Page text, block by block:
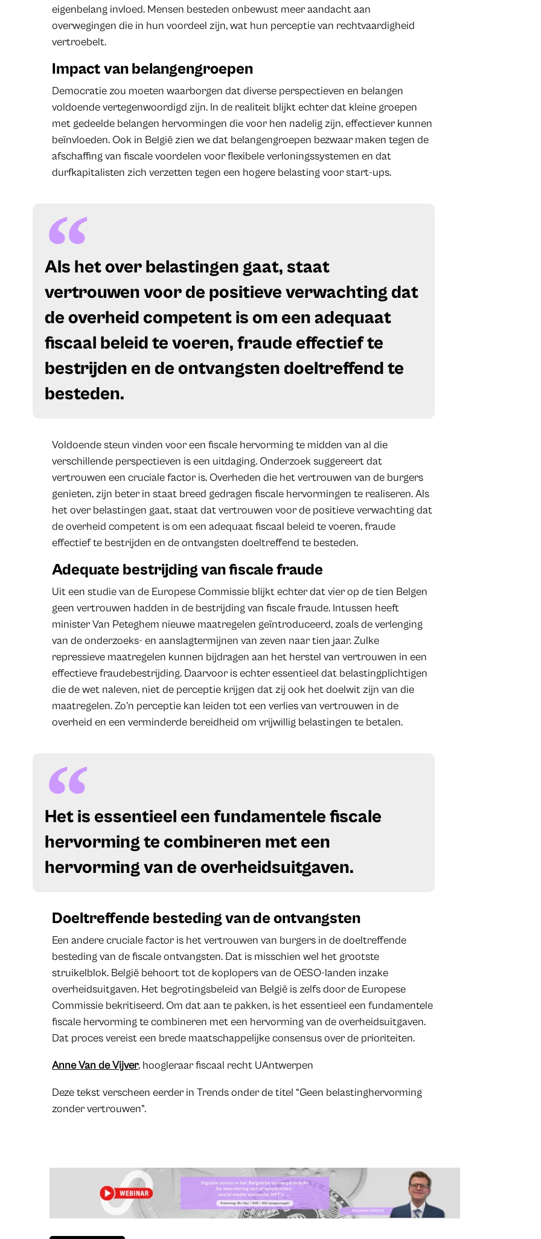
eigenbelang invloed. Mensen besteden onbewust meer aandacht aan
overwegingen die in hun voordeel zijn, wat hun perceptie van rechtvaardigheid
vertroebelt.
Impact van belangengroepen
Democratie zou moeten waarborgen dat diverse perspectieven en belangen
voldoende vertegenwoordigd zijn. In de realiteit blijkt echter dat kleine groepen
met gedeelde belangen hervormingen die voor hen nadelig zijn, effectiever kunnen
beïnvloeden. Ook in België zien we dat belangengroepen bezwaar maken tegen de
afschaffing van fiscale voordelen voor flexibele verloningssystemen en dat
durfkapitalisten zich verzetten tegen een hogere belasting voor start-ups.
Als het over belastingen gaat, staat
vertrouwen voor de positieve verwachting dat
de overheid competent is om een adequaat
fiscaal beleid te voeren, fraude effectief te
bestrijden en de ontvangsten doeltreffend te
besteden.
Voldoende steun vinden voor een fiscale hervorming te midden van al die
verschillende perspectieven is een uitdaging. Onderzoek suggereert dat
vertrouwen een cruciale factor is. Overheden die het vertrouwen van de burgers
genieten, zijn beter in staat breed gedragen fiscale hervormingen te realiseren. Als
het over belastingen gaat, staat dat vertrouwen voor de positieve verwachting dat
de overheid competent is om een adequaat fiscaal beleid te voeren, fraude
effectief te bestrijden en de ontvangsten doeltreffend te besteden.
Adequate bestrijding van fiscale fraude
Uit een studie van de Europese Commissie blijkt echter dat vier op de tien Belgen
geen vertrouwen hadden in de bestrijding van fiscale fraude. Intussen heeft
minister Van Peteghem nieuwe maatregelen geïntroduceerd, zoals de verlenging
van de onderzoeks- en aanslagtermijnen van zeven naar tien jaar. Zulke
repressieve maatregelen kunnen bijdragen aan het herstel van vertrouwen in een
effectieve fraudebestrijding. Daarvoor is echter essentieel dat belastingplichtigen
die de wet naleven, niet de perceptie krijgen dat zij ook het doelwit zijn van die
maatregelen. Zo’n perceptie kan leiden tot een verlies van vertrouwen in de
overheid en een verminderde bereidheid om vrijwillig belastingen te betalen.
Het is essentieel een fundamentele fiscale
hervorming te combineren met een
hervorming van de overheidsuitgaven.
Doeltreffende besteding van de ontvangsten
Een andere cruciale factor is het vertrouwen van burgers in de doeltreffende
besteding van de fiscale ontvangsten. Dat is misschien wel het grootste
struikelblok. België behoort tot de koplopers van de OESO-landen inzake
overheidsuitgaven. Het begrotingsbeleid van België is zelfs door de Europese
Commissie bekritiseerd. Om dat aan te pakken, is het essentieel een fundamentele
fiscale hervorming te combineren met een hervorming van de overheidsuitgaven.
Dat proces vereist een brede maatschappelijke consensus over de prioriteiten.
Anne Van de Vijver, hoogleraar fiscaal recht UAntwerpen
Deze tekst verscheen eerder in Trends onder de titel “Geen belastinghervorming
zonder vertrouwen”.